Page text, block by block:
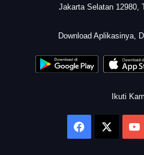
Jakarta Selatan 12980,
Download Aplikasinya,
Ikuti
Facebook